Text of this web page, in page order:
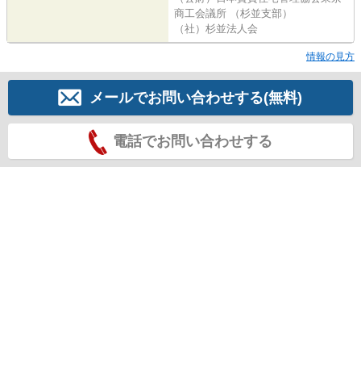
商工会議所 （杉並支部）
（社）杉並法人会
情報の見方
メールでお問い合わせする(無料)
電話でお問い合わせする